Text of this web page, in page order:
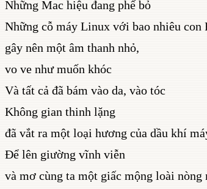
Những Mac hiệu đang phế bỏ
Những cỗ máy Linux với bao nhiêu con
gây nên một âm thanh nhỏ,
vo ve như muốn khóc
Và tất cả đã bám vào da, vào tóc
Không gian thinh lặng
đã vắt ra một loại hương của dầu khí
Để lên giường vĩnh viễn
và mơ cùng ta một giấc mộng loài nòng